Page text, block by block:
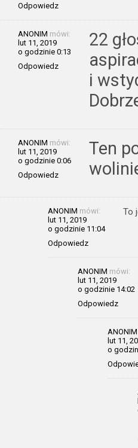
Odpowiedz
ANONIM mówi:
lut 11, 2019
o godzinie 0:13
Odpowiedz
22
i
ANONIM mówi:
lut 11, 2019
o godzinie 0:06
Odpowiedz
Ten
ANONIM mówi:
lut 11, 2019
o godzinie 11:04
Odpowiedz
To
ANONIM mówi:
lut 11, 2019
o godzinie 14:02
Odpowiedz
ANONIM
lut 11,
o